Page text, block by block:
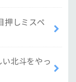
押しミスペ
い北斗をやっ